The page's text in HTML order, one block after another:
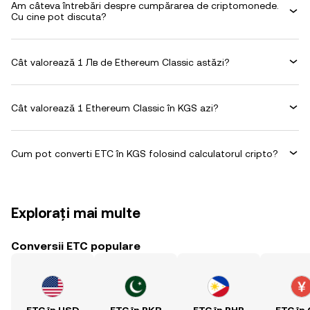
Am câteva întrebări despre cumpărarea de criptomonede.
Cu cine pot discuta?
Cât valorează 1 Лв de Ethereum Classic astăzi?
Cât valorează 1 Ethereum Classic în KGS azi?
Cum pot converti ETC în KGS folosind calculatorul cripto?
Explorați mai multe
Conversii ETC populare